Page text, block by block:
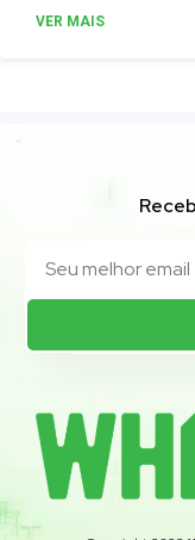
VER MAIS